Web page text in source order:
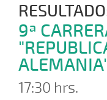
9ª
17:30 hrs.